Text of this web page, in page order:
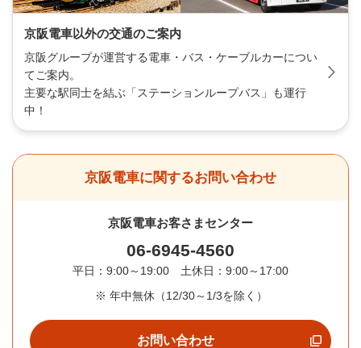
京阪電車以外の交通のご案内
京阪グループが運営する電車・バス・ケーブルカーについ
てご案内。
主要な駅同士を結ぶ「ステーションループバス」も運行
中！
京阪電車に関するお問い合わせ
京阪電車お客さまセンター
06-6945-4560
平日：9:00～19:00 土休日：9:00～17:00
※ 年中無休（12/30～1/3を除く）
お問い合わせ